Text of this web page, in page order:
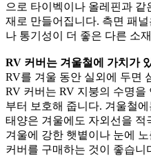
으로 타이벡이나 올레핀과
재로 만들어집니다. 측면 패
나 통기성이 더 좋은 다른 소
RV 커버는 겨울철에 가치가
RV를 겨울 동안 실외에 두면
RV 커버는 RV 지붕의 수명을
부터 보호해 줍니다. 겨울철
태양은 겨울에도 자외선을
겨울에 강한 햇볕이나 눈에
커버를 구매하는 것이 좋습